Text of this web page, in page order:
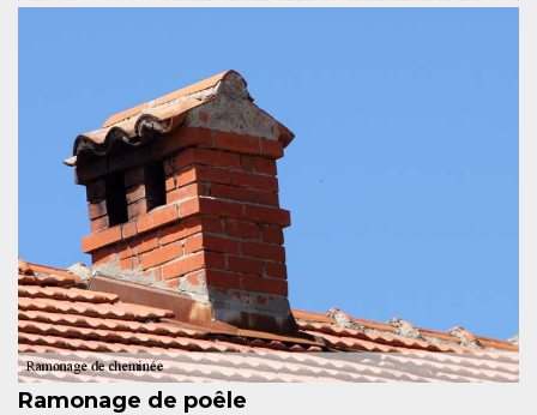
Ramonage de poêle